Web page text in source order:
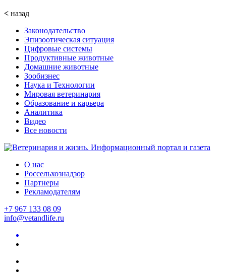
< назад
Законодательство
Эпизоотическая ситуация
Цифровые системы
Продуктивные животные
Домашние животные
Зообизнес
Наука и Технологии
Мировая ветеринария
Образование и карьера
Аналитика
Видео
Все новости
О нас
Россельхознадзор
Партнеры
Рекламодателям
+7 967 133 08 09
info@vetandlife.ru